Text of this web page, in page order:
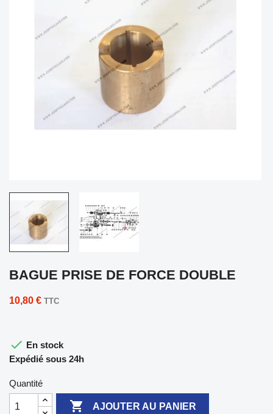
BAGUE PRISE DE FORCE DOUBLE
10,80 € TTC
 En stock
Expédié sous 24h
Quantité
 AJOUTER AU PANIER